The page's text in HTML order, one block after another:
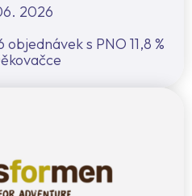
2026
s PNO 11,8 %